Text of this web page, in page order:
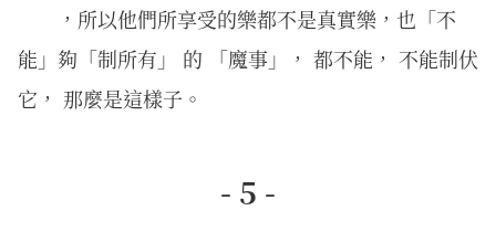
，所以他們所享受的樂都不是真實樂，也「不
能」夠「制所有」 的 「魔事」， 都不能， 不能制伏
它， 那麼是這樣子。
- 5 -